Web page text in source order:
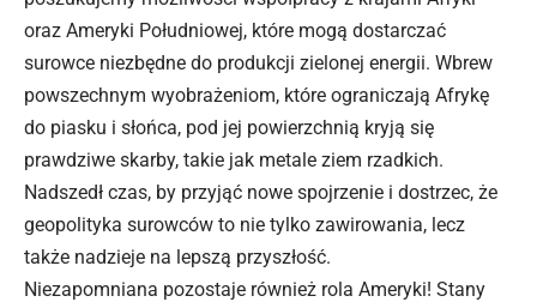
oraz Ameryki Południowej, które mogą dostarczać
surowce niezbędne do produkcji zielonej energii. Wbrew
powszechnym wyobrażeniom, które ograniczają Afrykę
do piasku i słońca, pod jej powierzchnią kryją się
prawdziwe skarby, takie jak metale ziem rzadkich.
Nadszedł czas, by przyjąć nowe spojrzenie i dostrzec, że
geopolityka surowców to nie tylko zawirowania, lecz
także nadzieje na lepszą przyszłość.
Niezapomniana pozostaje również rola Ameryki! Stany